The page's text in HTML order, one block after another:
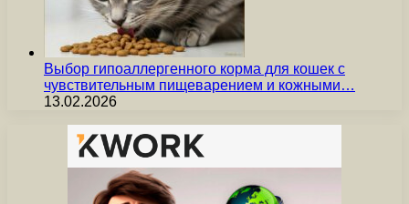
Выбор гипоаллергенного корма для кошек с
чувствительным пищеварением и кожными…
13.02.2026